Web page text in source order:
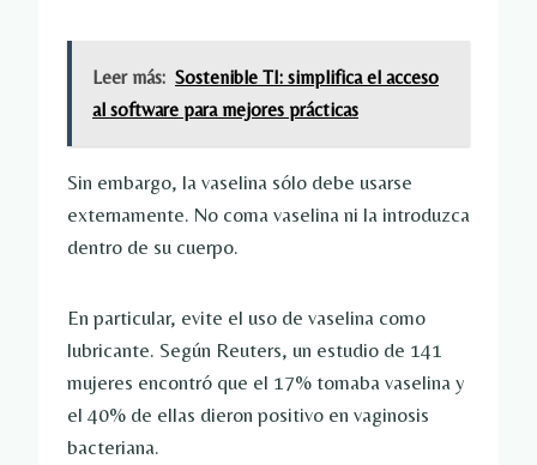
Leer más: Sostenible TI: simplifica el acceso
al software para mejores prácticas
Sin embargo, la vaselina sólo debe usarse
externamente. No coma vaselina ni la introduzca
dentro de su cuerpo.
En particular, evite el uso de vaselina como
lubricante. Según Reuters, un estudio de 141
mujeres encontró que el 17% tomaba vaselina y
el 40% de ellas dieron positivo en vaginosis
bacteriana.